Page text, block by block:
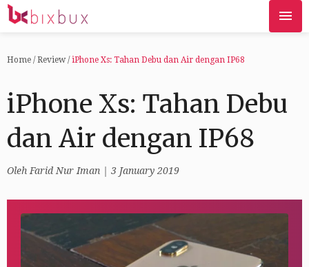
Home / Review/ iPhone Xs: Tahan Debu dan Air dengan IP68
iPhone Xs: Tahan Debu
dan Air dengan IP68
Oleh Farid Nur Iman | 3 January 2019